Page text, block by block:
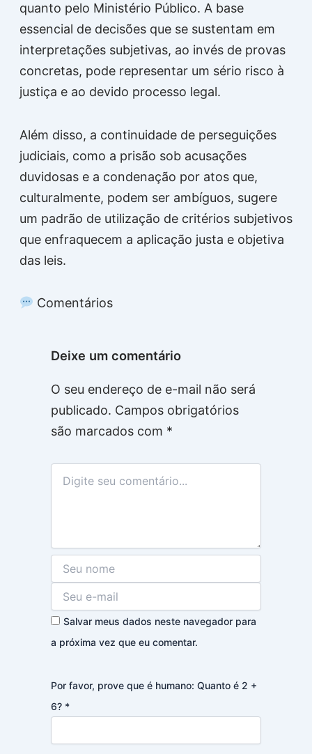
quanto pelo Ministério Público. A base
essencial de decisões que se sustentam em
interpretações subjetivas, ao invés de provas
concretas, pode representar um sério risco à
justiça e ao devido processo legal.
Além disso, a continuidade de perseguições
judiciais, como a prisão sob acusações
duvidosas e a condenação por atos que,
culturalmente, podem ser ambíguos, sugere
um padrão de utilização de critérios subjetivos
que enfraquecem a aplicação justa e objetiva
das leis.
Comentários
Deixe um comentário
O seu endereço de e-mail não será
publicado. Campos obrigatórios
são marcados com *
Salvar meus dados neste navegador para
a próxima vez que eu comentar.
Por favor, prove que é humano: Quanto é 2 +
6? *